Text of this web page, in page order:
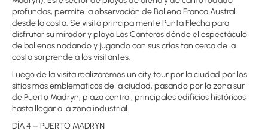
profundas, permite la observación de Ballena Franca Austral
desde la costa. Se visita principalmente Punta Flecha para
disfrutar su mirador y playa Las Canteras dónde el espectáculo
de ballenas nadando y jugando con sus crías tan cerca de la
costa sorprende a los visitantes.
Luego de la visita realizaremos un city tour por la ciudad por los
sitios más emblemáticos de la ciudad, pasando por la zona sur
de Puerto Madryn, plaza central, principales edificios históricos
hasta llegar a la zona industrial.
DÍA 4 – PUERTO MADRYN